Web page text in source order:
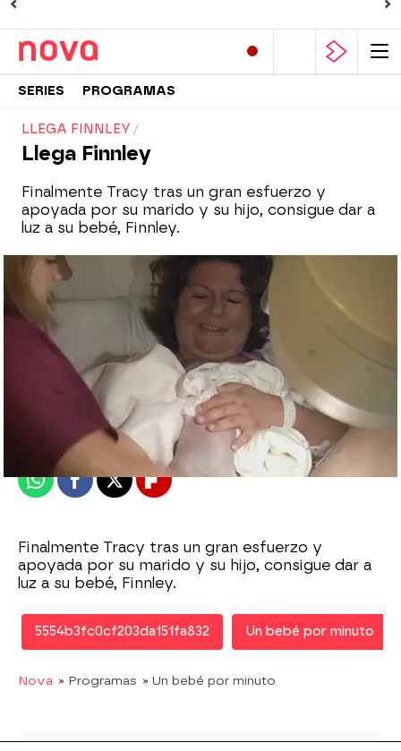
SERIES PROGRAMAS
LLEGA FINNLEY
Llega Finnley
Finalmente Tracy tras un gran esfuerzo y
apoyada por su marido y su hijo, consigue dar a
luz a su bebé, Finnley.
Publicado:05 de octubre de 2010, 14:02
WhatsappFacebook
X Flipboard
Finalmente Tracy tras un gran esfuerzo y
apoyada por su marido y su hijo, consigue dar a
luz a su bebé, Finnley.
5554b3fc0cf203da151fa832 Un bebé por minuto
Nova » Programas » Un bebé por minuto